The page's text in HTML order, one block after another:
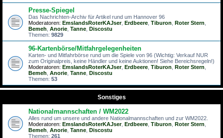
Presse-Spiegel
Das Nachrichten-Archiv für Artikel rund um Hannover 96
Moderatoren: EmslandsRoterKAJser, Erdbeere Tiburon Roter Stern
Bemeh Anorie Tanne Discostu
Themen: 9829
96-Kartenbörse/Mitfahrgelegenheiten
Karten- und Mitfahrbörse rund um die Spiele von 96 (Wichtig: Verkauf NUR
zum Originalpreis, keine Händler und keine Auktionen! Siehe Bereichsregeln!)
Moderatoren: EmslandsRoterKAJser, Erdbeere Tiburon Roter Stern
Bemeh Anorie Tanne Discostu
Themen: 53
Sonstiges
Nationalmannschaften / WM2022
Alles rund um unsere und andere Nationalmannschaften und zur WM2022.
Moderatoren: EmslandsRoterKAJser, Erdbeere Tiburon Roter Stern
Bemeh Anorie Tanne Discostu
Themen: 261